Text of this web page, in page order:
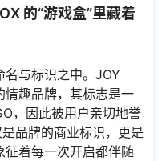
的“游戏盒”里藏着
与标识之中。JOY
情趣品牌，其标志是一
，因此被用户亲切地誉
品牌的商业标识，更是
着每一次开启都伴随